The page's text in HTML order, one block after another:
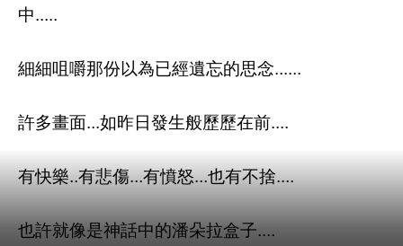
中.....
細細咀嚼那份以為已經遺忘的思念......
許多畫面...如昨日發生般歷歷在前....
有快樂..有悲傷...有憤怒...也有不捨....
也許就像是神話中的潘朵拉盒子....